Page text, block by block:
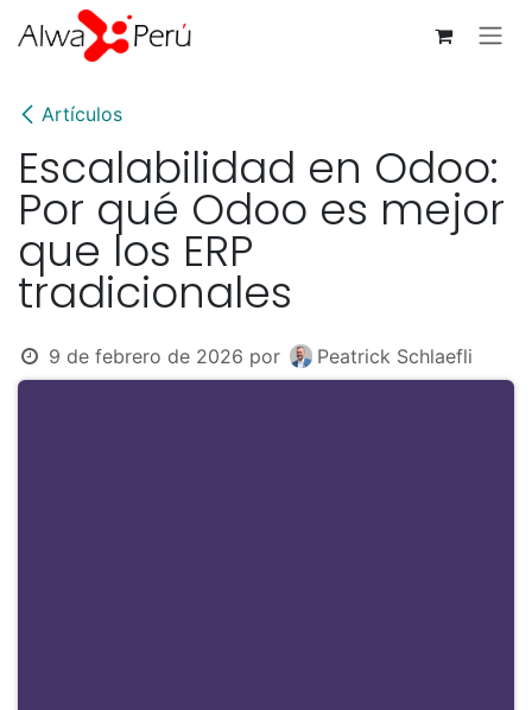
Ir al contenido
Artículos
Escalabilidad en Odoo:
Por qué Odoo es mejor
que los ERP
tradicionales
9 de febrero de 2026 por Peatrick Schlaefli